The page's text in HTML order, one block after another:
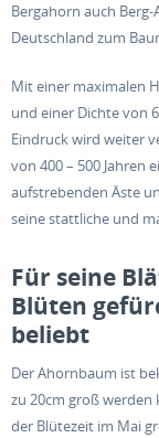
Bergahorn auch
Deutschland zum
Mit einer maximalen
und einer Dichte von
Eindruck wird weiter
von 400 – 500 Jahren
aufstrebenden Äste
seine stattliche und
Für seine
Blüten
beliebt
Der Ahornbaum ist
zu 20cm groß werden
der Blütezeit im Mai